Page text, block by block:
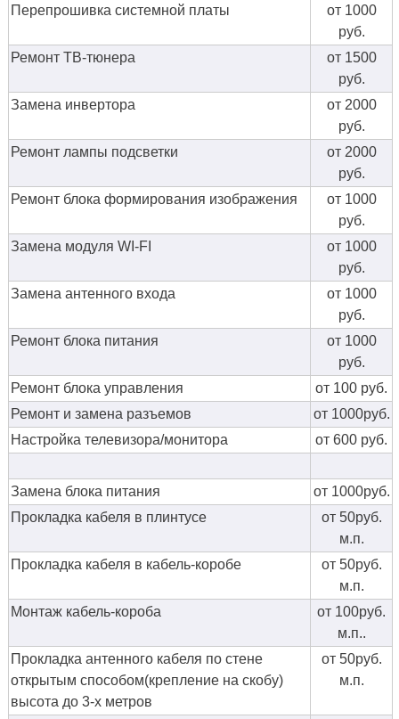
Перепрошивка системной платы
от 1000
руб.
Ремонт ТВ-тюнера
от 1500
руб.
Замена инвертора
от 2000
руб.
Ремонт лампы подсветки
от 2000
руб.
Ремонт блока формирования изображения
от 1000
руб.
Замена модуля WI-FI
от 1000
руб.
Замена антенного входа
от 1000
руб.
Ремонт блока питания
от 1000
руб.
Ремонт блока управления
от 100 руб.
Ремонт и замена разъемов
от 1000руб.
Настройка телевизора/монитора
от 600 руб.
Замена блока питания
от 1000руб.
Прокладка кабеля в плинтусе
от 50руб.
м.п.
Прокладка кабеля в кабель-коробе
от 50руб.
м.п.
Монтаж кабель-короба
от 100руб.
м.п..
Прокладка антенного кабеля по стене
открытым способом(крепление на скобу)
высота до 3-х метров
от 50руб.
м.п.